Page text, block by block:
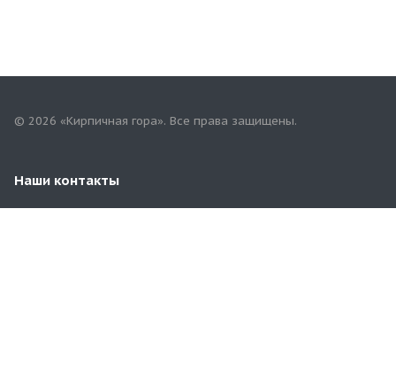
© 2026 «Кирпичная гора». Все права защищены.
Наши контакты
8 (83547) 2-21-08